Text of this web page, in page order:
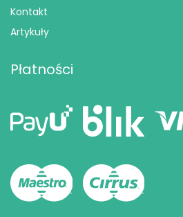
Kontakt
Artykuły
Płatności